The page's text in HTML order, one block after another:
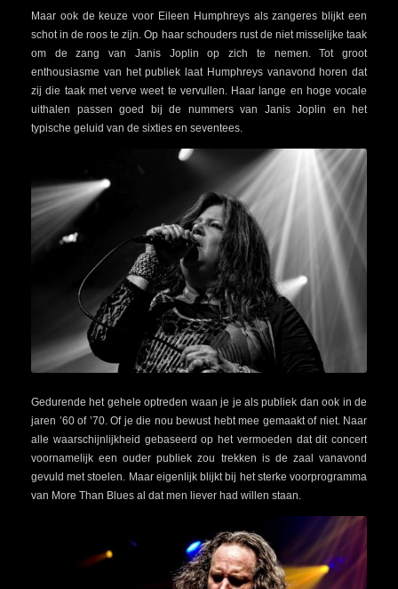
Maar ook de keuze voor Eileen Humphreys als zangeres blijkt een
schot in de roos te zijn. Op haar schouders rust de niet misselijke taak
om de zang van Janis Joplin op zich te nemen. Tot groot
enthousiasme van het publiek laat Humphreys vanavond horen dat
zij die taak met verve weet te vervullen. Haar lange en hoge vocale
uithalen passen goed bij de nummers van Janis Joplin en het
typische geluid van de sixties en seventees.
Gedurende het gehele optreden waan je je als publiek dan ook in de
jaren ’60 of ’70. Of je die nou bewust hebt mee gemaakt of niet. Naar
alle waarschijnlijkheid gebaseerd op het vermoeden dat dit concert
voornamelijk een ouder publiek zou trekken is de zaal vanavond
gevuld met stoelen. Maar eigenlijk blijkt bij het sterke voorprogramma
van More Than Blues al dat men liever had willen staan.